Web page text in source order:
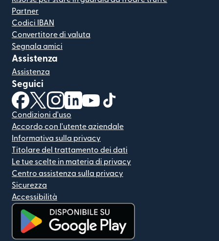
Partner
Codici IBAN
Convertitore di valuta
Segnala amici
Assistenza
Assistenza
Seguici
(si apre in una nuova finestra)
(si apre in una nuova finestra)
(si apre in una nuova finestra)
(si apre in una nuova finestra)
(si apre in una nuova finestra)
Condizioni d'uso
Accordo con l'utente aziendale
Informativa sulla privacy
Titolare del trattamento dei dati
Le tue scelte in materia di privacy
Centro assistenza sulla privacy
Sicurezza
Accessibilità